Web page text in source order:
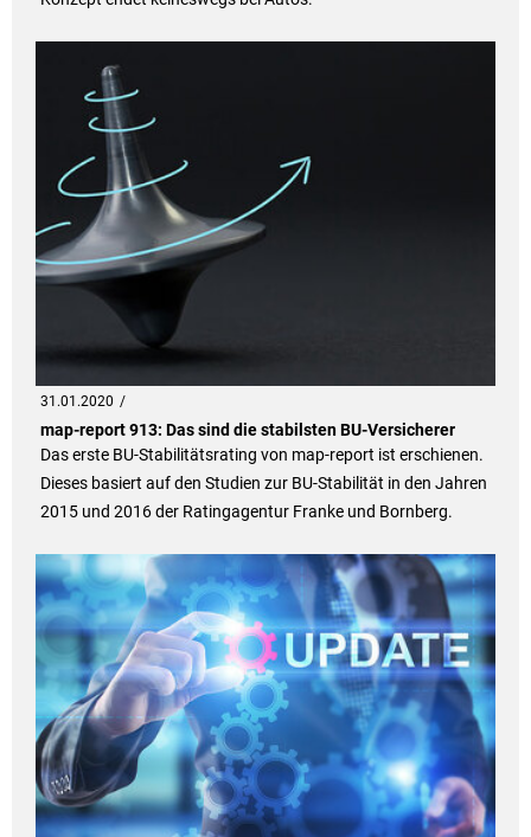
31.01.2020
map-report 913: Das sind die stabilsten BU-Versicherer
Das erste BU-Stabilitätsrating von map-report ist erschienen.
Dieses basiert auf den Studien zur BU-Stabilität in den Jahren
2015 und 2016 der Ratingagentur Franke und Bornberg.